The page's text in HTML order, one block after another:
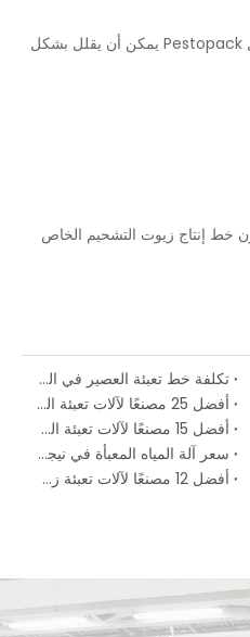
ثم إن العمل مع مورد ذي خبرة مثل Pestopack يمكن أن يقلل بشكل
خط إنتاج زيوت التشحيم الخاص
تكلفة خط تعبئة العصير في المملكة العربية السعودية: دليل الاستثمار الكامل لمصانع المشروبات لعام 2026
أفضل 25 مصنعًا لآلات تعبئة المياه في جميع أنحاء العالم في عام 2026
أفضل 15 مصنعًا لآلات تعبئة السوائل في روسيا 2025
سعر آلة المياه المعبأة في نيجيريا 2026
أفضل 12 مصنعًا لآلات تعبئة زجاجات المياه في نيجيريا (2026)